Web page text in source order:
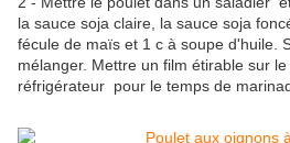
la sauce soja claire, la sauce soja
fécule de maïs et 1 c à soupe d'huile.
mélanger. Mettre un film étirable sur
réfrigérateur pour le temps de